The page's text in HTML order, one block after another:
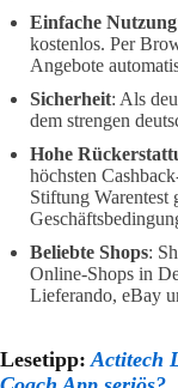
Einfache Nutzung
kostenlos. Per
Angebote
Sicherheit: Als
dem strengen
Hohe
höchsten
Stiftung Warentest
Beliebte Shops:
Online-Shops in
Lieferando, eBay
Lesetipp: Actitech